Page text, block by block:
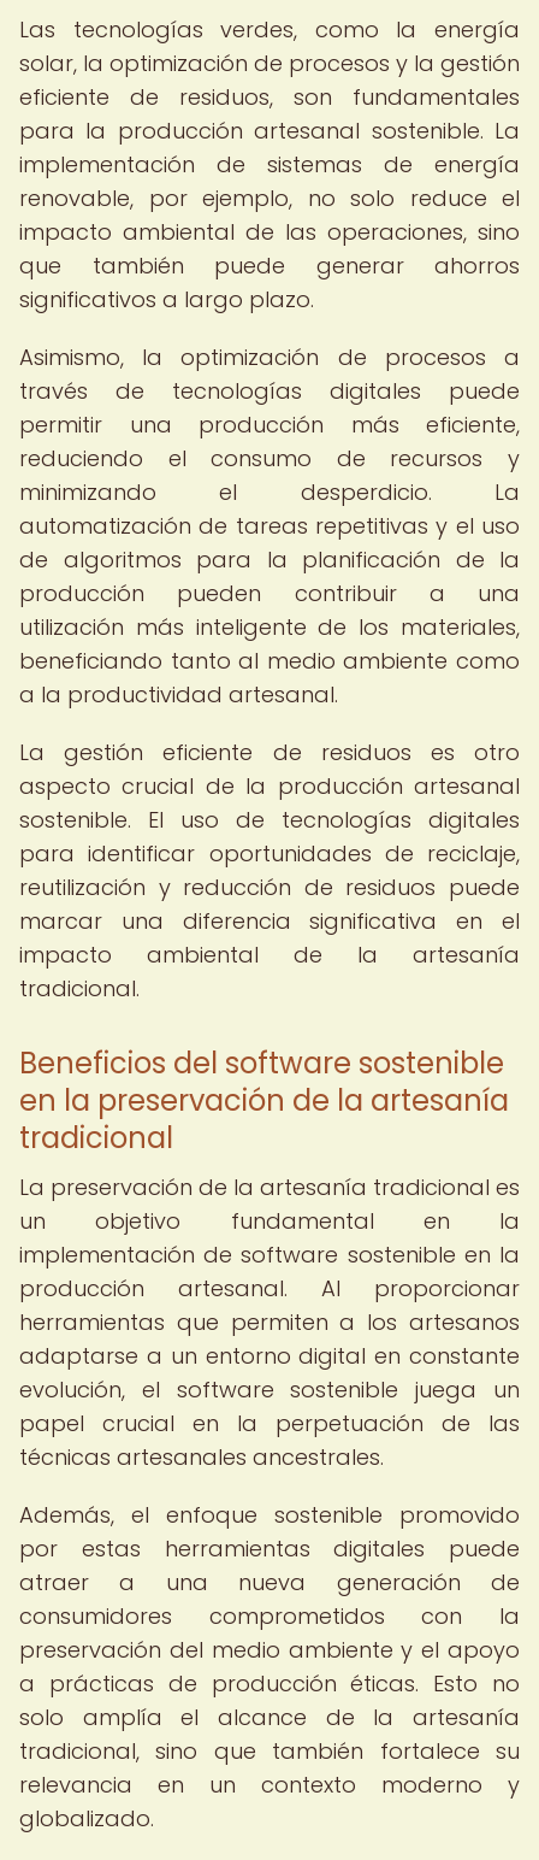
Las tecnologías verdes, como la energía
solar, la optimización de procesos y la gestión
eficiente de residuos, son fundamentales
para la producción artesanal sostenible. La
implementación de sistemas de energía
renovable, por ejemplo, no solo reduce el
impacto ambiental de las operaciones, sino
que también puede generar ahorros
significativos a largo plazo.
Asimismo, la optimización de procesos a
través de tecnologías digitales puede
permitir una producción más eficiente,
reduciendo el consumo de recursos y
minimizando el desperdicio. La
automatización de tareas repetitivas y el uso
de algoritmos para la planificación de la
producción pueden contribuir a una
utilización más inteligente de los materiales,
beneficiando tanto al medio ambiente como
a la productividad artesanal.
La gestión eficiente de residuos es otro
aspecto crucial de la producción artesanal
sostenible. El uso de tecnologías digitales
para identificar oportunidades de reciclaje,
reutilización y reducción de residuos puede
marcar una diferencia significativa en el
impacto ambiental de la artesanía
tradicional.
Beneficios del software sostenible
en la preservación de la artesanía
tradicional
La preservación de la artesanía tradicional es
un objetivo fundamental en la
implementación de software sostenible en la
producción artesanal. Al proporcionar
herramientas que permiten a los artesanos
adaptarse a un entorno digital en constante
evolución, el software sostenible juega un
papel crucial en la perpetuación de las
técnicas artesanales ancestrales.
Además, el enfoque sostenible promovido
por estas herramientas digitales puede
atraer a una nueva generación de
consumidores comprometidos con la
preservación del medio ambiente y el apoyo
a prácticas de producción éticas. Esto no
solo amplía el alcance de la artesanía
tradicional, sino que también fortalece su
relevancia en un contexto moderno y
globalizado.